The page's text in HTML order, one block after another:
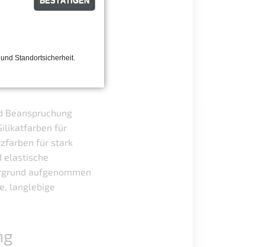
Beanspruchung
für
für stark
elastische
aufgenommen
langlebige
Standortsicherheit.